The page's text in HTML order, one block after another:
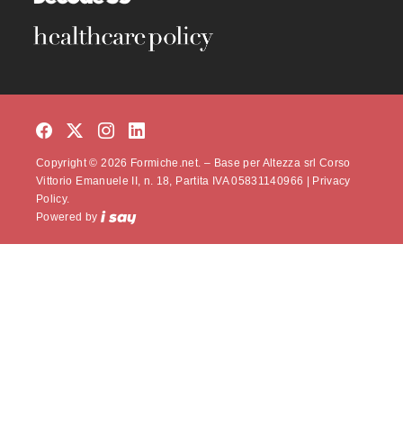
Copyright © 2026 Formiche.net. – Base per Altezza srl Corso
Vittorio Emanuele II, n. 18, Partita IVA 05831140966 |
Privacy
Policy.
Powered by